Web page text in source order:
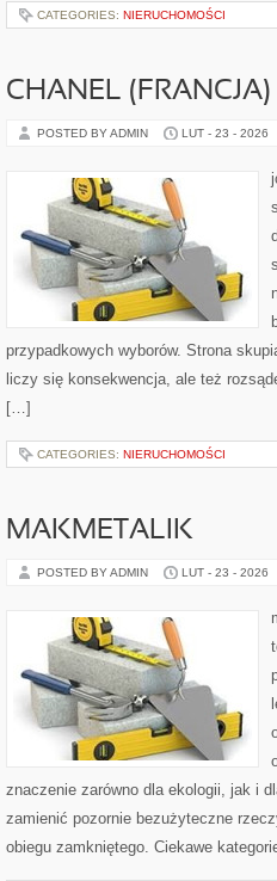
CATEGORIES: NIERUCHOMOŚCI
CHANEL (FRANCJA)
POSTED BY ADMIN LUT - 23 - 2026
przypadkowych wyborów. Strona
liczy się konsekwencja, ale też
[…]
CATEGORIES: NIERUCHOMOŚCI
MAKMETALIK
POSTED BY ADMIN LUT - 23 - 2026
znaczenie zarówno dla ekologii, jak i
zamienić pozornie bezużyteczne
obiegu zamkniętego. Ciekawe